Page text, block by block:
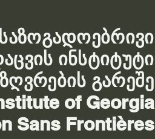
ინსტიტუტი
გარეშე
of Georgia
Sans Frontières